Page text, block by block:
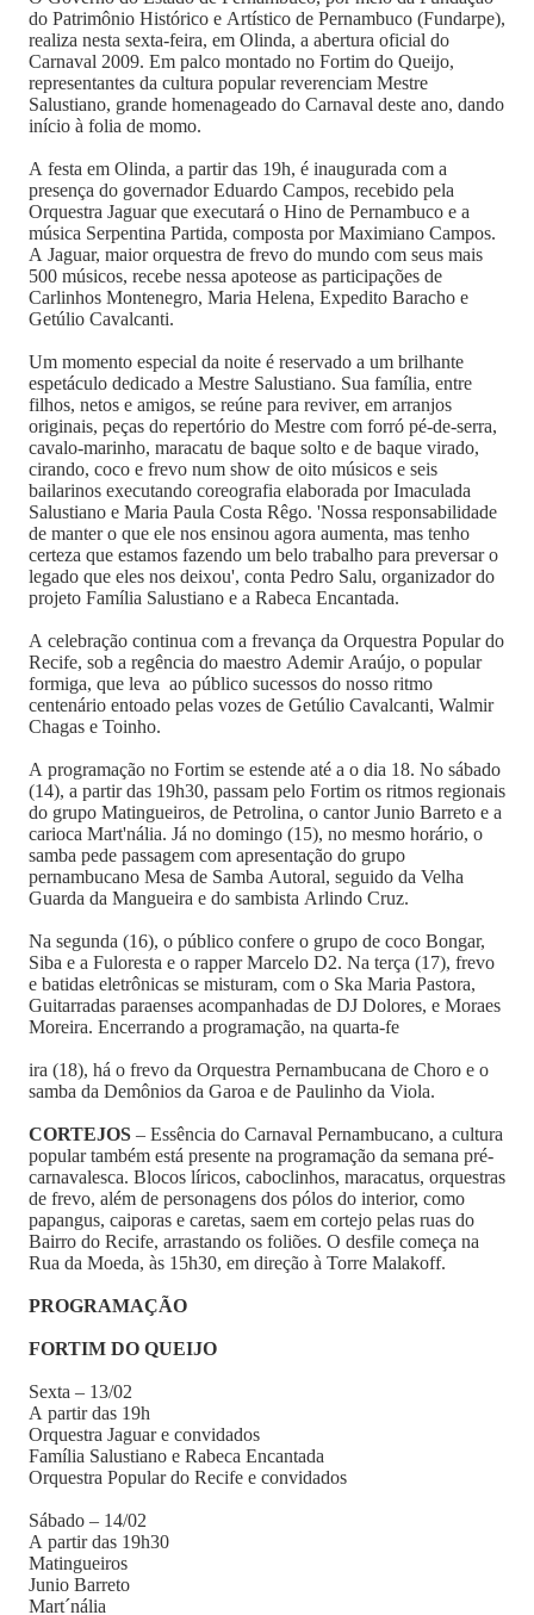
do Patrimônio Histórico e Artístico de Pernambuco (Fundarpe),
realiza nesta sexta-feira, em Olinda, a abertura oficial do
Carnaval 2009. Em palco montado no Fortim do Queijo,
representantes da cultura popular reverenciam Mestre
Salustiano, grande homenageado do Carnaval deste ano, dando
início à folia de momo.
A festa em Olinda, a partir das 19h, é inaugurada com a
presença do governador Eduardo Campos, recebido pela
Orquestra Jaguar que executará o Hino de Pernambuco e a
música Serpentina Partida, composta por Maximiano Campos.
A Jaguar, maior orquestra de frevo do mundo com seus mais
500 músicos, recebe nessa apoteose as participações de
Carlinhos Montenegro, Maria Helena, Expedito Baracho e
Getúlio Cavalcanti.
Um momento especial da noite é reservado a um brilhante
espetáculo dedicado a Mestre Salustiano. Sua família, entre
filhos, netos e amigos, se reúne para reviver, em arranjos
originais, peças do repertório do Mestre com forró pé-de-serra,
cavalo-marinho, maracatu de baque solto e de baque virado,
cirando, coco e frevo num show de oito músicos e seis
bailarinos executando coreografia elaborada por Imaculada
Salustiano e Maria Paula Costa Rêgo. 'Nossa responsabilidade
de manter o que ele nos ensinou agora aumenta, mas tenho
certeza que estamos fazendo um belo trabalho para preversar o
legado que eles nos deixou', conta Pedro Salu, organizador do
projeto Família Salustiano e a Rabeca Encantada.
A celebração continua com a frevança da Orquestra Popular do
Recife, sob a regência do maestro Ademir Araújo, o popular
formiga, que leva ao público sucessos do nosso ritmo
centenário entoado pelas vozes de Getúlio Cavalcanti, Walmir
Chagas e Toinho.
A programação no Fortim se estende até a o dia 18. No sábado
(14), a partir das 19h30, passam pelo Fortim os ritmos regionais
do grupo Matingueiros, de Petrolina, o cantor Junio Barreto e a
carioca Mart'nália. Já no domingo (15), no mesmo horário, o
samba pede passagem com apresentação do grupo
pernambucano Mesa de Samba Autoral, seguido da Velha
Guarda da Mangueira e do sambista Arlindo Cruz.
Na segunda (16), o público confere o grupo de coco Bongar,
Siba e a Fuloresta e o rapper Marcelo D2. Na terça (17), frevo
e batidas eletrônicas se misturam, com o Ska Maria Pastora,
Guitarradas paraenses acompanhadas de DJ Dolores, e Moraes
Moreira. Encerrando a programação, na quarta-fe
ira (18), há o frevo da Orquestra Pernambucana de Choro e o
samba da Demônios da Garoa e de Paulinho da Viola.
CORTEJOS – Essência do Carnaval Pernambucano, a cultura
popular também está presente na programação da semana pré-
carnavalesca. Blocos líricos, caboclinhos, maracatus, orquestras
de frevo, além de personagens dos pólos do interior, como
papangus, caiporas e caretas, saem em cortejo pelas ruas do
Bairro do Recife, arrastando os foliões. O desfile começa na
Rua da Moeda, às 15h30, em direção à Torre Malakoff.
PROGRAMAÇÃO
FORTIM DO QUEIJO
Sexta – 13/02
A partir das 19h
Orquestra Jaguar e convidados
Família Salustiano e Rabeca Encantada
Orquestra Popular do Recife e convidados
Sábado – 14/02
A partir das 19h30
Matingueiros
Junio Barreto
Mart´nália